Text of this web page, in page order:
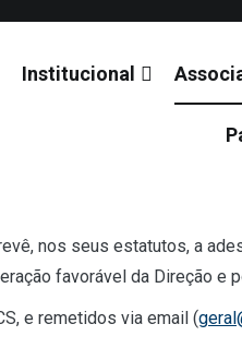
Institucional
nos seus estatutos, a
favorável da Direção e
e remetidos via email (